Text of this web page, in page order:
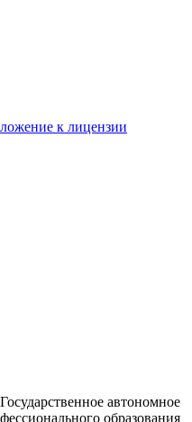
автономное
образования